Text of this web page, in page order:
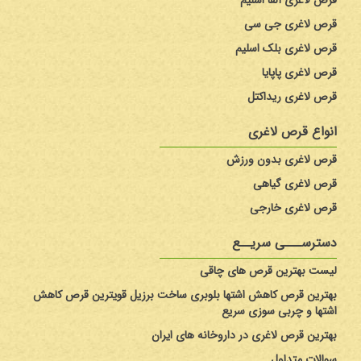
قرص لاغری جی سی اسلیمینگ
قرص لاغری بدون ورزش
به کاهش وزن شما کمک می‌کند و سبب انرژی بخشیدن به
سیستم گوارش می‌شود.
این قرص‌های لاغری قوی علاوه بر تاثیر بسزا در
چربی سوزیو ایجاد لاغری بدون عوارض جانبی هستند و می توان با خیال
راحت به صورت مستمر از آن‌ها استفاده کرد.
ترکیبات قرص لاغری بدون ورزش
مواد تشکیل دهنده قرص لاغری بدون ورزش کاملا طبیعی و
گیاهی است. ترکیبات این قرص سیبوترامین که یک ترکیب ضد
اشتها بوده و باعث کاهش وزن شما در سلامت کامل می گردد.
قرص لاغری جی سی
قرص لاغری بلک اسلیم
قرص لاغری پاپایا
قرص لاغری ریداکتل
انواع قرص لاغری
قرص لاغری بدون ورزش
قرص لاغری گیاهی
قرص لاغری خارجی
دسترســـی سریــع
لیست بهترین قرص های چاقی
بهترین قرص کاهش اشتها بلوبری ساخت برزیل قویترین قرص کاهش
اشتها و چربی سوزی سریع
بهترین قرص لاغری در داروخانه های ایران